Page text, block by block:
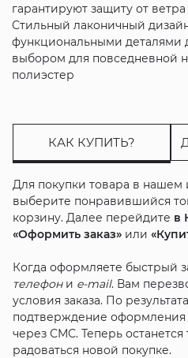
гарантируют защиту от
Стильный лаконичный
функциональными деталями
выбором для повседневной
полиэстер
КАК КУПИТЬ?
Для покупки товара в нашем
выберите понравившийся
корзину. Далее перейдите в
«Оформить заказ»или
Когда оформляете быстрый
телефони e-mail. Вам
условия заказа. По
подтверждение оформления
через СМС. Теперь останется
радоваться новой покупке.